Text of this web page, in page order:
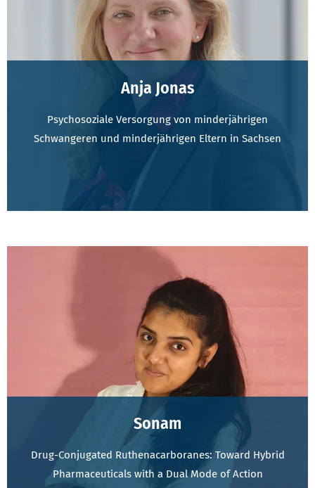
Anja Jonas
Psychosoziale Versorgung von minderjährigen
Schwangeren und minderjährigen Eltern in Sachsen
Sonam
Drug-Conjugated Ruthenacarboranes: Toward Hybrid
Pharmaceuticals with a Dual Mode of Action